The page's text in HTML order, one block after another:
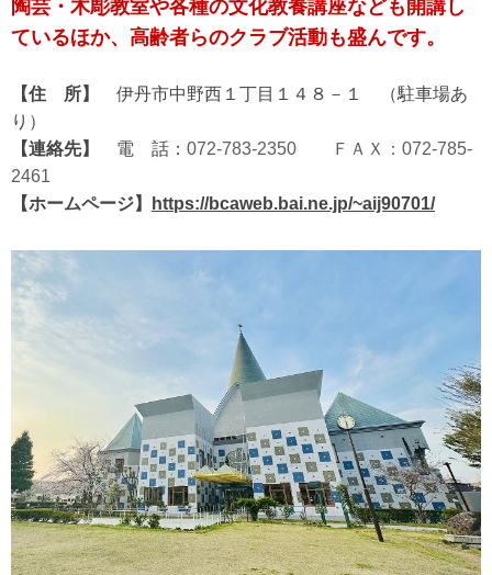
陶芸・木彫教室や各種の文化教養講座なども開講し
ているほか、高齢者らのクラブ活動も盛んです。
【住 所】 伊丹市中野西１丁目１４８－１ （駐車場あ
り）
【連絡先】 電 話： 072-783-2350
ＦＡＸ：072-785-
2461
【ホームページ】
https://bcaweb.bai.ne.jp/~aij90701/